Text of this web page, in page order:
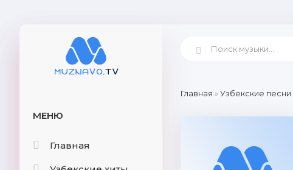
МЕНЮ
Главная
Главная »Узбекские песни